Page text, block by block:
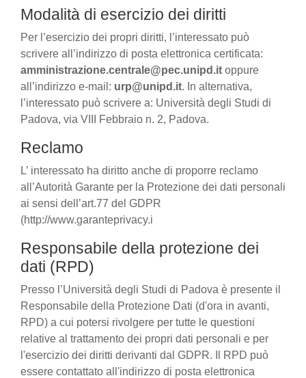
Modalità di esercizio dei diritti
Per l’esercizio dei propri diritti, l’interessato può
scrivere all’indirizzo di posta elettronica certificata:
amministrazione.centrale@pec.unipd.it oppure
all’indirizzo e-mail: urp@unipd.it. In alternativa,
l’interessato può scrivere a: Università degli Studi di
Padova, via VIII Febbraio n. 2, Padova.
Reclamo
L’ interessato ha diritto anche di proporre reclamo
all’Autorità Garante per la Protezione dei dati personali
ai sensi dell’art.77 del GDPR
(http://www.garanteprivacy.i
Responsabile della protezione dei
dati (RPD)
Presso l’Università degli Studi di Padova è presente il
Responsabile della Protezione Dati (d'ora in avanti,
RPD) a cui potersi rivolgere per tutte le questioni
relative al trattamento dei propri dati personali e per
l'esercizio dei diritti derivanti dal GDPR. Il RPD può
essere contattato all'indirizzo di posta elettronica